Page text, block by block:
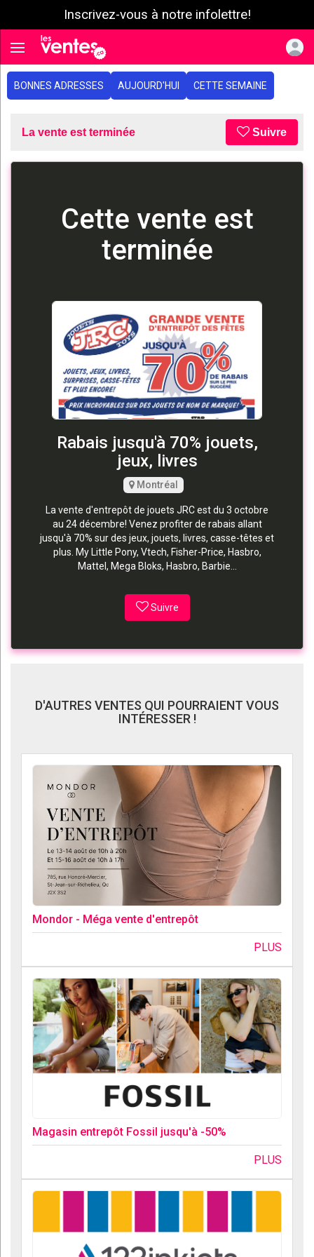
Inscrivez-vous à notre infolettre!
Toggle navigation
BONNES ADRESSES AUJOURD'HUI CETTE SEMAINE
La vente est terminée Suivre
Cette vente est
terminée
Rabais jusqu'à 70% jouets,
jeux, livres
Montréal
La vente d'entrepôt de jouets JRC est du 3 octobre
au 24 décembre! Venez profiter de rabais allant
jusqu'à 70% sur des jeux, jouets, livres, casse-têtes et
plus. My Little Pony, Vtech, Fisher-Price, Hasbro,
Mattel, Mega Bloks, Hasbro, Barbie...
Suivre
D'AUTRES VENTES QUI POURRAIENT VOUS
INTÉRESSER !
Mondor - Méga vente d'entrepôt
PLUS
Magasin entrepôt Fossil jusqu'à -50%
PLUS